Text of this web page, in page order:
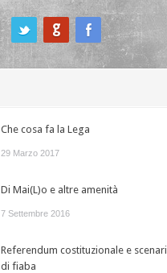
Che cosa fa la Lega
29 Marzo 2017
Di Mai(L)o e altre amenità
7 Settembre 2016
Referendum costituzionale e scenari
di fiaba